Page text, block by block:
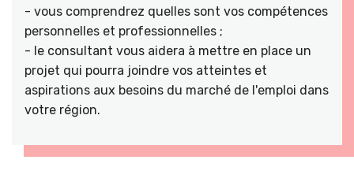
- vous comprendrez quelles sont vos compétences
personnelles et professionnelles ;
- le consultant vous aidera à mettre en place un
projet qui pourra joindre vos atteintes et
aspirations aux besoins du marché de l'emploi dans
votre région.